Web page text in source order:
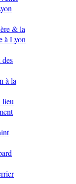
& la
à Lyon
à la
lieu